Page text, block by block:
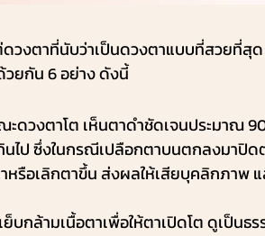
งตาที่นับว่าเป็นดวงตาแบบที่สวยที่สุด
ยกัน 6 อย่าง ดังนี้
วงตาโต เห็นตาดำชัดเจนประมาณ
ไป ซึ่งในกรณีเปลือกตาบนตกลงมาปิด
หรือเลิกตาขึ้น ส่งผลให้เสียบุคลิกภาพ
บกล้ามเนื้อตาเพื่อให้ตาเปิดโต ดูเป็นธ